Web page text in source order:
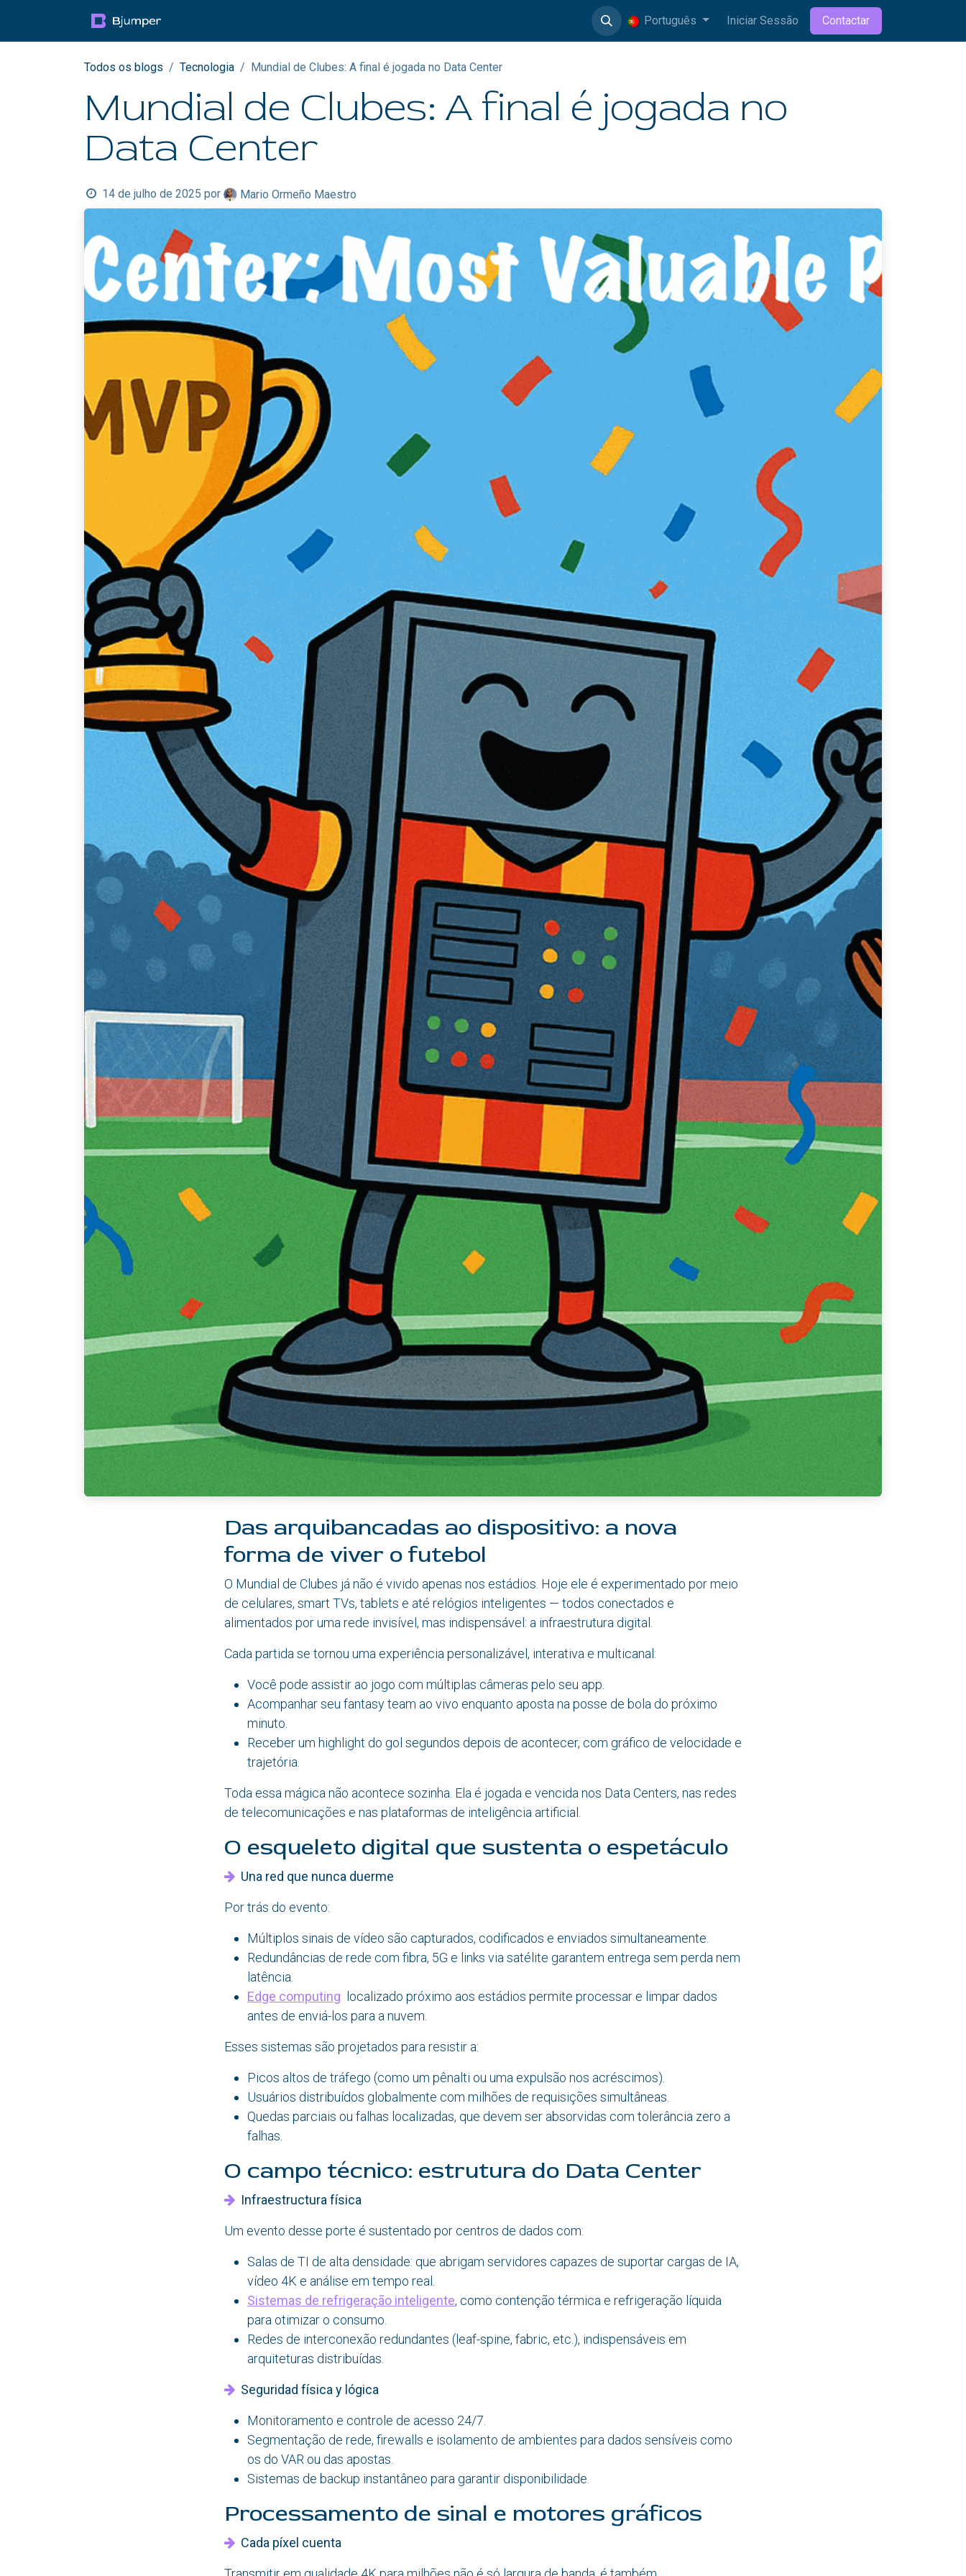
Português Iniciar Sessão Contactar
Todos os blogs Tecnologia Mundial de Clubes: A final é jogada no Data Center
Mundial de Clubes: A final é jogada no
Data Center
14 de julho de 2025 por Mario Ormeño Maestro
Das arquibancadas ao dispositivo: a nova
forma de viver o futebol
O Mundial de Clubes já não é vivido apenas nos estádios. Hoje ele é experimentado por meio
de celulares, smart TVs, tablets e até relógios inteligentes — todos conectados e
alimentados por uma rede invisível, mas indispensável: a infraestrutura digital.
Cada partida se tornou uma experiência personalizável, interativa e multicanal:
Você pode assistir ao jogo com múltiplas câmeras pelo seu app.
Acompanhar seu fantasy team ao vivo enquanto aposta na posse de bola do próximo
minuto.
Receber um highlight do gol segundos depois de acontecer, com gráfico de velocidade e
trajetória.
Toda essa mágica não acontece sozinha. Ela é jogada e vencida nos Data Centers, nas redes
de telecomunicações e nas plataformas de inteligência artificial.
O esqueleto digital que sustenta o espetáculo
Una red que nunca duerme
Por trás do evento:
Múltiplos sinais de vídeo são capturados, codificados e enviados simultaneamente.
Redundâncias de rede com fibra, 5G e links via satélite garantem entrega sem perda nem
latência.
Edge computing localizado próximo aos estádios permite processar e limpar dados
antes de enviá-los para a nuvem.
Esses sistemas são projetados para resistir a:
Picos altos de tráfego (como um pênalti ou uma expulsão nos acréscimos).
Usuários distribuídos globalmente com milhões de requisições simultâneas.
Quedas parciais ou falhas localizadas, que devem ser absorvidas com tolerância zero a
falhas.
O campo técnico: estrutura do Data Center
Infraestructura física
Um evento desse porte é sustentado por centros de dados com:
Salas de TI de alta densidade: que abrigam servidores capazes de suportar cargas de IA,
vídeo 4K e análise em tempo real.
Sistemas de refrigeração inteligente, como contenção térmica e refrigeração líquida
para otimizar o consumo.
Redes de interconexão redundantes (leaf-spine, fabric, etc.), indispensáveis em
arquiteturas distribuídas.
Seguridad física y lógica
Monitoramento e controle de acesso 24/7.
Segmentação de rede, firewalls e isolamento de ambientes para dados sensíveis como
os do VAR ou das apostas.
Sistemas de backup instantâneo para garantir disponibilidade.
Processamento de sinal e motores gráficos
Cada píxel cuenta